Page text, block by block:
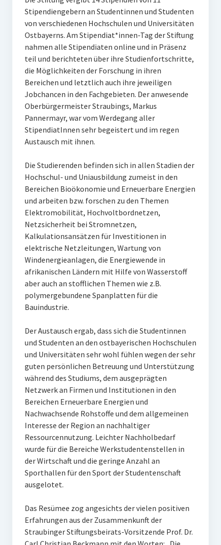
Gymnasialpreise
Aktuelles
Promotionsstipendien
Aktuelles
Historie
Ehemalige Stiftungs-Mitglieder
Hochschulpreis der Stiftung Nachwachsende Rohstoffe
Medienpreis Nachwachsende Rohstoffe
Preisträger
Stipendiengebern an Studentinnen und Studenten
von verschiedenen Hochschulen und Universitäten
Ostbayerns. Am Stipendiat*innen-Tag der Stiftung
nahmen alle Stipendiaten online und in Präsenz
teil und berichteten über ihre Studienfortschritte,
die Möglichkeiten der Forschung in ihren
Bereichen und letztlich auch ihre jeweiligen
Jobchancen in den Fachgebieten. Der anwesende
Oberbürgermeister Straubings, Markus
Pannermayr, war vom Werdegang aller
StipendiatInnen sehr begeistert und im regen
Austausch mit ihnen.
Die Studierenden befinden sich in allen Stadien der
Hochschul- und Uniausbildung zumeist in den
Bereichen Bioökonomie und Erneuerbare Energien
und arbeiten bzw. forschen zu den Themen
Elektromobilität, Hochvoltbordnetzen,
Netzsicherheit bei Stromnetzen,
Kalkulationsansätzen für Investitionen in
elektrische Netzleitungen, Wartung von
Windenergieanlagen, die Energiewende in
afrikanischen Ländern mit Hilfe von Wasserstoff
aber auch an stofflichen Themen wie z.B.
polymergebundene Spanplatten für die
Bauindustrie.
Der Austausch ergab, dass sich die Studentinnen
und Studenten an den ostbayerischen Hochschulen
und Universitäten sehr wohl fühlen wegen der sehr
guten persönlichen Betreuung und Unterstützung
während des Studiums, dem ausgeprägten
Netzwerk an Firmen und Institutionen in den
Bereichen Erneuerbare Energien und
Nachwachsende Rohstoffe und dem allgemeinen
Interesse der Region an nachhaltiger
Ressourcennutzung. Leichter Nachholbedarf
wurde für die Bereiche Werkstudentenstellen in
der Wirtschaft und die geringe Anzahl an
Sporthallen für den Sport der Studentenschaft
ausgelotet.
Das Resümee zog angesichts der vielen positiven
Erfahrungen aus der Zusammenkunft der
Straubinger Stiftungsbeirats-Vorsitzende Prof. Dr.